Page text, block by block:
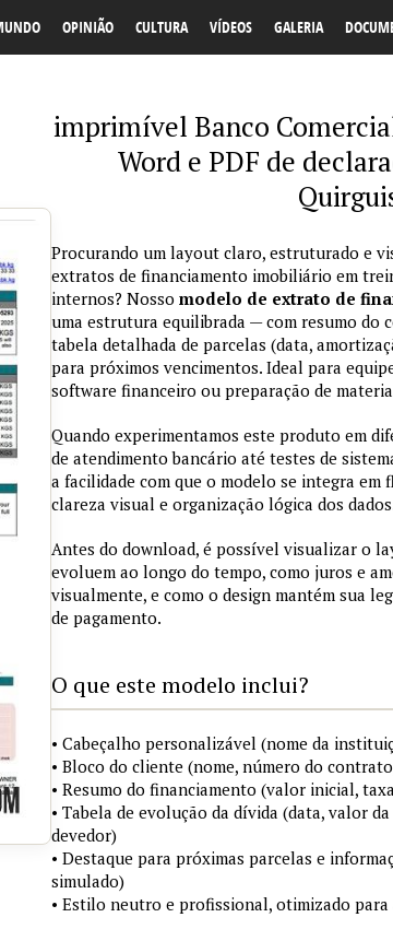
OPINIÃO CULTURA VÍDEOS GALERIA
imprimível Banco
Word e PDF de
Procurando um layout claro, estruturado e
extratos de financiamento imobiliário em
internos? Nosso modelo de extrato de
uma estrutura equilibrada — com resumo do
tabela detalhada de parcelas (data,
para próximos vencimentos. Ideal para
software financeiro ou preparação de
Quando experimentamos este produto em
de atendimento bancário até testes de
a facilidade com que o modelo se integra em
clareza visual e organização lógica dos
Antes do download, é possível visualizar o
evoluem ao longo do tempo, como juros e
visualmente, e como o design mantém sua
de pagamento.
O que este modelo inclui?
• Cabeçalho personalizável (nome da
• Bloco do cliente (nome, número do
• Resumo do financiamento (valor inicial,
• Tabela de evolução da dívida (data, valor
devedor)
• Destaque para próximas parcelas e
simulado)
• Estilo neutro e profissional, otimizado para